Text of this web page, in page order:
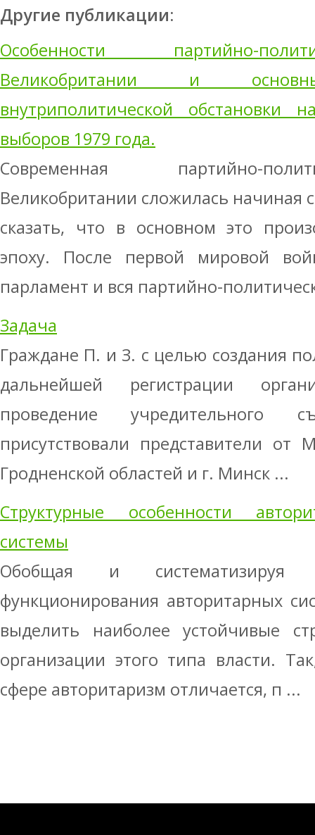
Другие публикации:
Особенности партийно-
Великобритании и
внутриполитической обстановки
выборов 1979 года.
Современная партийно-
Великобритании сложилась начиная
сказать, что в основном это
эпоху. После первой мировой
парламент и вся партийно-
Задача
Граждане П. и З. с целью создания
дальнейшей регистрации
проведение учредительного
присутствовали представители от
Гродненской областей и г. Минск ...
Структурные особенности
системы
Обобщая и систематизируя
функционирования авторитарных
выделить наиболее устойчивые
организации этого типа власти.
сфере авторитаризм отличается, п ...